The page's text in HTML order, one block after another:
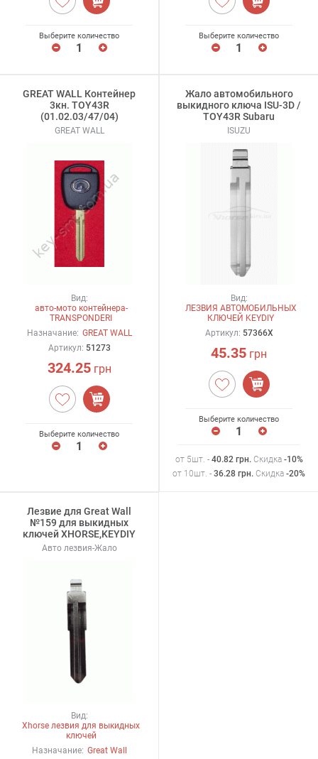
Выберите количество Выберите количество
GREAT WALL Контейнер
3кн. TOY43R
(01.02.03/47/04)
GREAT WALL
Вид:
авто-мото контейнера-
TRANSPONDERI
Назначание: GREAT WALL
Артикул: 51273
324.25грн
Выберите количество
Жало автомобильного
выкидного ключа ISU-3D /
TOY43R Subaru
ISUZU
Вид:
ЛЕЗВИЯ АВТОМОБИЛЬНЫХ
КЛЮЧЕЙ KEYDIY
Артикул: 57366X
45.35 грн
Выберите количество
от 5шт. - 40.82 грн. Скидка -10%
от 10шт. - 36.28 грн. Скидка -20%
Лезвие для Great Wall
№159 для выкидных
ключей XHORSE,KEYDIY
Авто лезвия-Жало
Вид:
Xhorse лезвия для выкидных
ключей
Назначание: Great Wall